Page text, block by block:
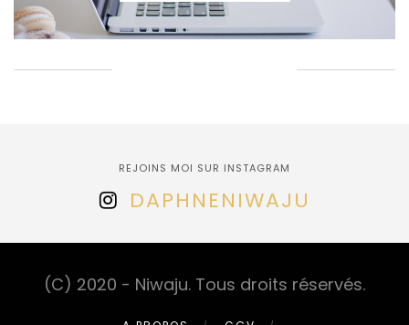
REJOINS MOI SUR INSTAGRAM
DAPHNENIWAJU
(C) 2020 - Niwaju. Tous droits réservés.